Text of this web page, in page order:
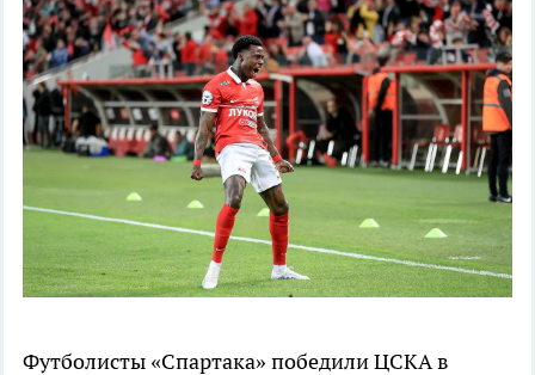
Футболисты «Спартака» победили ЦСКА в